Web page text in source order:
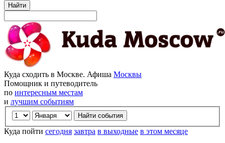
Найти
Куда сходить в Москве. Афиша Москвы
Помощник и путеводитель
по интересным местам
и лучшим событиям
Куда пойти сегодня завтра в выходные в этом месяце